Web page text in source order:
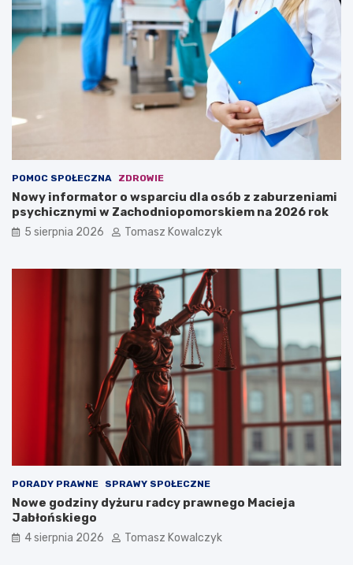
POMOC SPOŁECZNA ZDROWIE
Nowy informator o wsparciu dla osób z zaburzeniami
psychicznymi w Zachodniopomorskiem na 2026 rok
5 sierpnia 2026 Tomasz Kowalczyk
PORADY PRAWNE SPRAWY SPOŁECZNE
Nowe godziny dyżuru radcy prawnego Macieja
Jabłońskiego
4 sierpnia 2026 Tomasz Kowalczyk